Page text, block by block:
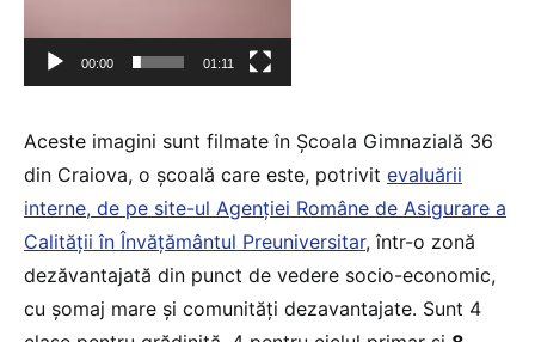
00:00 01:11
Aceste imagini sunt filmate în Școala Gimnazială 36
din Craiova, o școală care este, potrivit evaluării
interne, de pe site-ul Agenției Române de Asigurare a
Calității în Învățământul Preuniversitar, într-o zonă
dezăvantajată din punct de vedere socio-economic,
cu șomaj mare și comunități dezavantajate. Sunt 4